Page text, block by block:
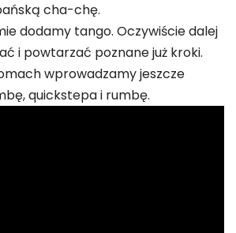
cha-chę.
dodamy tango. Oczywiście dalej
i powtarzać poznane już kroki.
wprowadzamy jeszcze
quickstepa i rumbę.